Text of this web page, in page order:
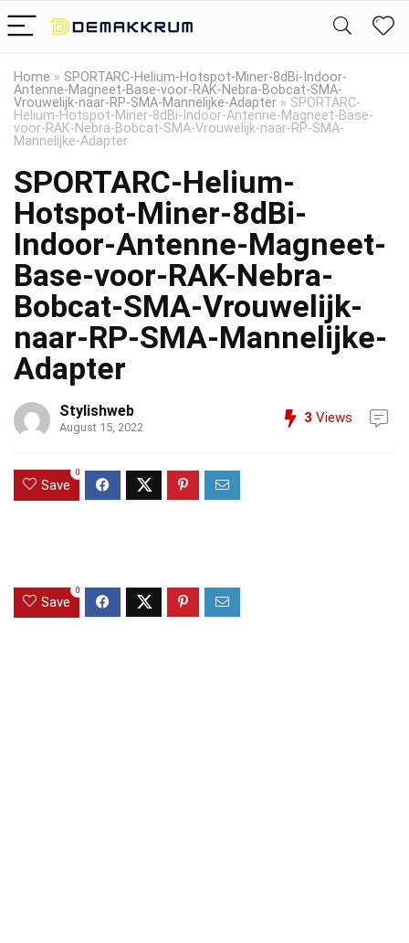
Home » SPORTARC-Helium-Hotspot-Miner-8dBi-Indoor-
Antenne-Magneet-Base-voor-RAK-Nebra-Bobcat-SMA-
Vrouwelijk-naar-RP-SMA-Mannelijke-Adapter » SPORTARC-
Helium-Hotspot-Miner-8dBi-Indoor-Antenne-Magneet-Base-
voor-RAK-Nebra-Bobcat-SMA-Vrouwelijk-naar-RP-SMA-
Mannelijke-Adapter
SPORTARC-Helium-
Hotspot-Miner-8dBi-
Indoor-Antenne-Magneet-
Base-voor-RAK-Nebra-
Bobcat-SMA-Vrouwelijk-
naar-RP-SMA-Mannelijke-
Adapter
Stylishweb
August 15, 2022
3 Views
Save
0
Save
0